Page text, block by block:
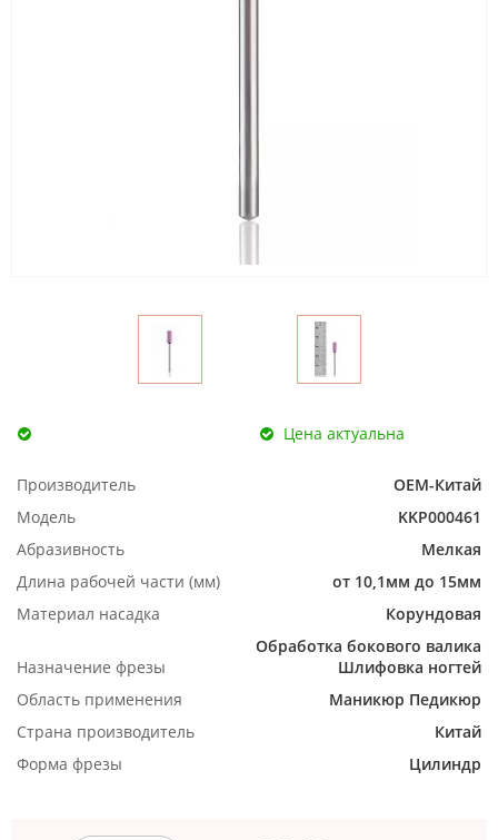
Цена актуальна
Производитель
ОЕМ-Китай
Модель
KKP000461
Абразивность
Мелкая
Длина рабочей части (мм)
от 10,1мм до 15мм
Материал насадка
Корундовая
Назначение фрезы
Обработка бокового валика
Шлифовка ногтей
Область применения
Маникюр Педикюр
Страна производитель
Китай
Форма фрезы
Цилиндр